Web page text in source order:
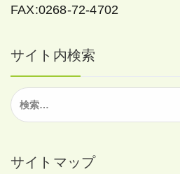
FAX:0268-72-4702
サイト内検索
検
索:
サイトマップ